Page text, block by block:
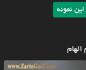
نمونه